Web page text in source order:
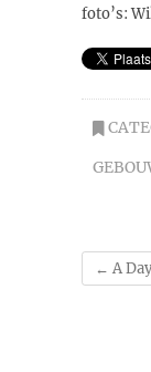
foto’s:
← A